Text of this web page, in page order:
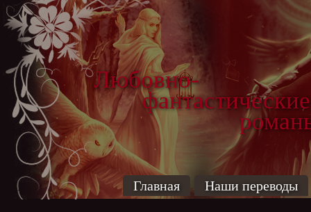
Любовно-
фантастические
Главная Наши переводы